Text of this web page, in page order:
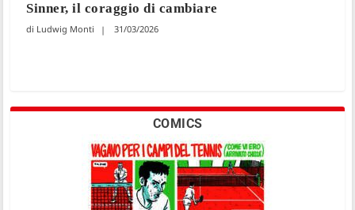
Sinner, il coraggio di cambiare
Ludwig Monti 31/03/2026
COMICS